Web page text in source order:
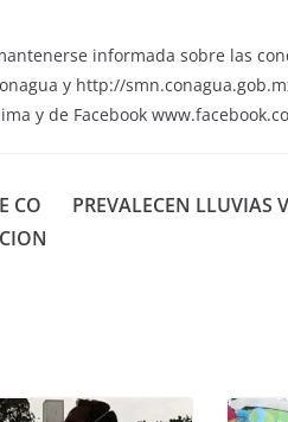
informada sobre las
y http://
y de Facebook
CO
PREVALECEN LLUVIAS